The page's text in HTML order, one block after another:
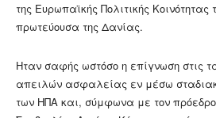
της Ευρωπαϊκής Πολιτικής Κοινότητας
πρωτεύουσα της Δανίας.
Ηταν σαφής ωστόσο η επίγνωση στις
απειλών ασφαλείας εν μέσω
των ΗΠΑ και, σύμφωνα με τον